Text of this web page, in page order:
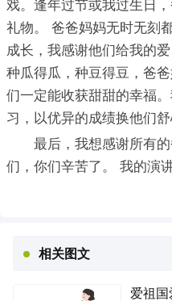
戏。逢年过节或我过生日
礼物。 爸爸妈妈无时无刻
成长，我感谢他们给我的
种瓜得瓜，种豆得豆，爸
们一定能收获甜甜的幸福
习，以优异的成绩换他们舒
最后，我想感谢所有
们，你们辛苦了。 我的演
相关图文
爱祖